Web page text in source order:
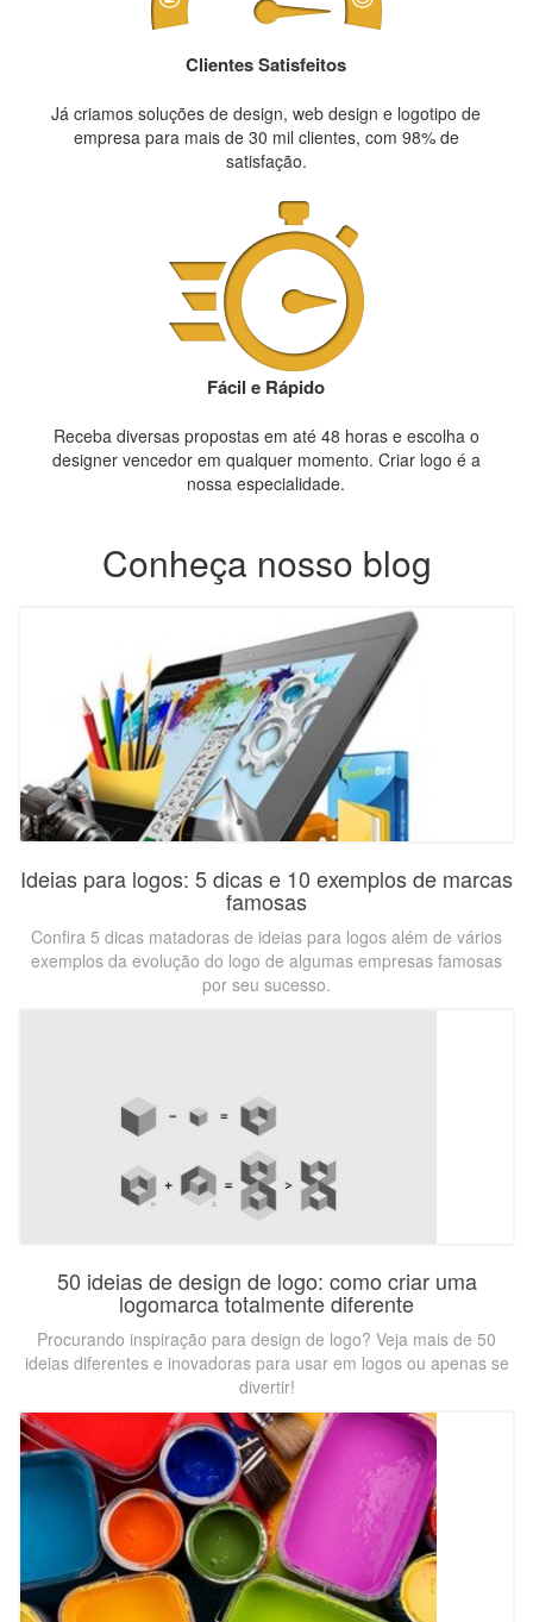
Clientes Satisfeitos
Já criamos soluções de design, web design e logotipo de
empresa para mais de 30 mil clientes, com 98% de
satisfação.
Fácil e Rápido
Receba diversas propostas em até 48 horas e escolha o
designer vencedor em qualquer momento. Criar logo é a
nossa especialidade.
Conheça nosso blog
Ideias para logos: 5 dicas e 10 exemplos de marcas
famosas
Confira 5 dicas matadoras de ideias para logos além de vários
exemplos da evolução do logo de algumas empresas famosas
por seu sucesso.
50 ideias de design de logo: como criar uma
logomarca totalmente diferente
Procurando inspiração para design de logo? Veja mais de 50
ideias diferentes e inovadoras para usar em logos ou apenas se
divertir!